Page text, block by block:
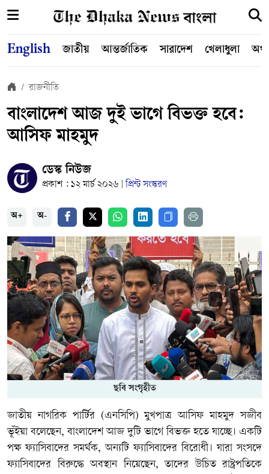
English জাতীয় আন্তর্জাতিক সারাদেশ খেলাধুলা
রাজনীতি
বাংলাদেশ আজ দুই ভাগে বিভক্ত হবে:
আসিফ মাহমুদ
ডেস্ক নিউজ
প্রকাশ : ১২ মার্চ ২০২৬ প্রিন্ট সংস্করণ
অ+ অ-
ছবি সংগৃহীত
জাতীয় নাগরিক পার্টির (এনসিপি) মুখপাত্র আসিফ মাহমুদ সজীব
ভূঁইয়া বলেছেন, বাংলাদেশ আজ দুটি ভাগে বিভক্ত হতে যাচ্ছে। একটি
পক্ষ ফ্যাসিবাদের সমর্থক, অন্যটি ফ্যাসিবাদের বিরোধী। যারা সংসদে
ফ্যাসিবাদের বিরুদ্ধে অবস্থান নিয়েছেন, তাদের উচিত রাষ্ট্রপতিকে